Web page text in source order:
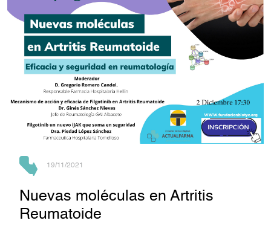
19/11/2021
Nuevas moléculas en Artritis
Reumatoide